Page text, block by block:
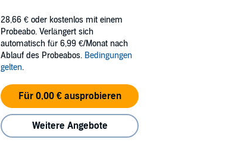
28,66 € oder kostenlos mit einem
Probeabo. Verlängert sich
automatisch für 6,99 €/Monat nach
Ablauf des Probeabos. Bedingungen
gelten.
Für 0,00 € ausprobieren
Weitere Angebote